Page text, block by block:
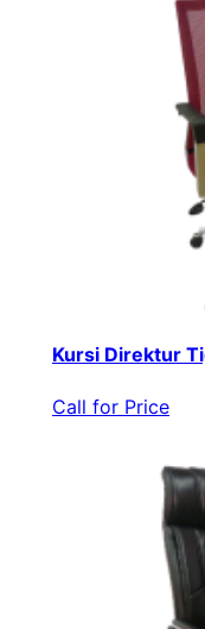
Kursi Direktur
Call for Price